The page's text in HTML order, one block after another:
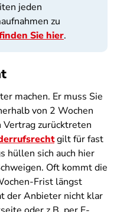
jeden
zu
Sie hier.
machen. Er muss Sie
von 2 Wochen
zurücktreten
gilt für fast
hüllen sich auch hier
Oft kommt die
Frist längst
der Anbieter nicht klar